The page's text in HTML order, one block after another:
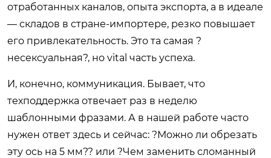
отработанных каналов, опыта экспорта, а в идеале
— складов в стране-импортере, резко повышает
его привлекательность. Это та самая ?
несексуальная?, но vital часть успеха.
И, конечно, коммуникация. Бывает, что
техподдержка отвечает раз в неделю
шаблонными фразами. А в нашей работе часто
нужен ответ здесь и сейчас: ?Можно ли обрезать
эту ось на 5 мм?? или ?Чем заменить сломанный